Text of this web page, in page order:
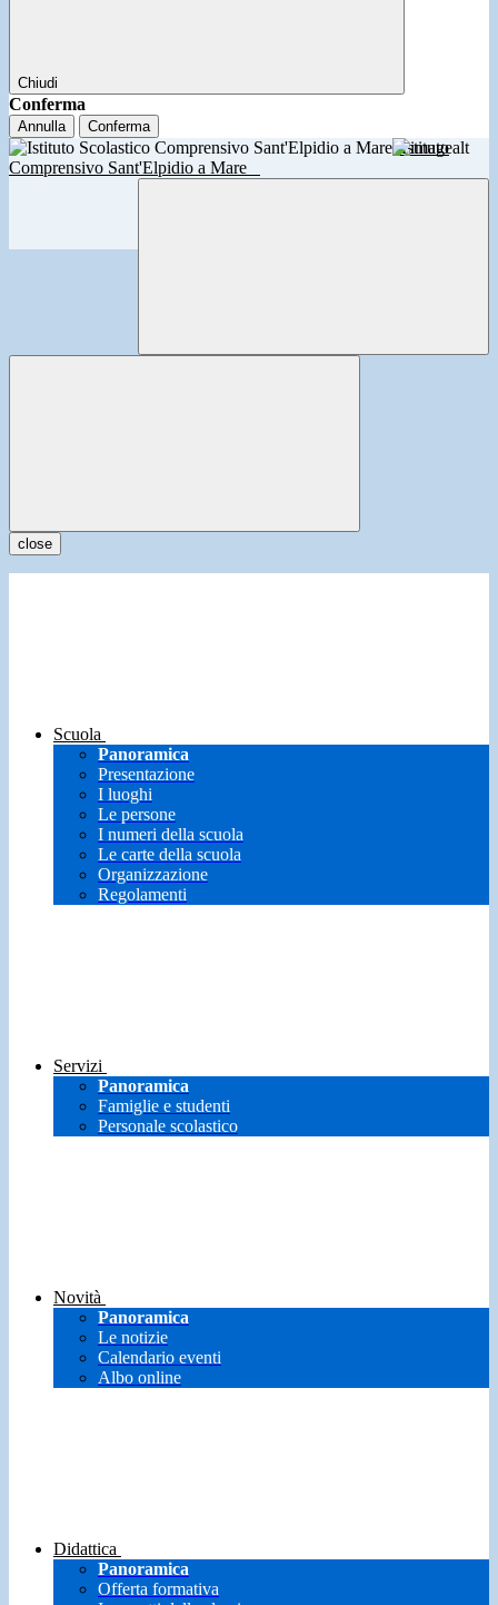
Chiudi
Conferma
Annulla Conferma
Istituto
Comprensivo Sant'Elpidio a Mare
close
Scuola
Panoramica
Presentazione
I luoghi
Le persone
I numeri della scuola
Le carte della scuola
Organizzazione
Regolamenti
Servizi
Panoramica
Famiglie e studenti
Personale scolastico
Novità
Panoramica
Le notizie
Calendario eventi
Albo online
Didattica
Panoramica
Offerta formativa